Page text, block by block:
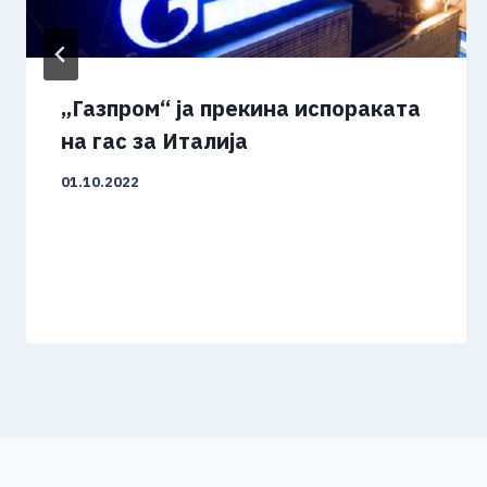
„Газпром“ ја прекина испораката
на гас за Италија
01.10.2022